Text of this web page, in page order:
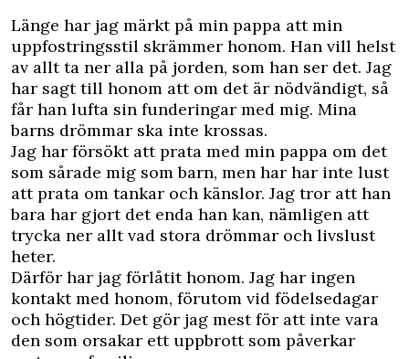
Länge har jag märkt på min pappa att min
uppfostringsstil skrämmer honom. Han vill helst
av allt ta ner alla på jorden, som han ser det. Jag
har sagt till honom att om det är nödvändigt, så
får han lufta sin funderingar med mig. Mina
barns drömmar ska inte krossas.
Jag har försökt att prata med min pappa om det
som sårade mig som barn, men har har inte lust
att prata om tankar och känslor. Jag tror att han
bara har gjort det enda han kan, nämligen att
trycka ner allt vad stora drömmar och livslust
heter.
Därför har jag förlåtit honom. Jag har ingen
kontakt med honom, förutom vid födelsedagar
och högtider. Det gör jag mest för att inte vara
den som orsakar ett uppbrott som påverkar